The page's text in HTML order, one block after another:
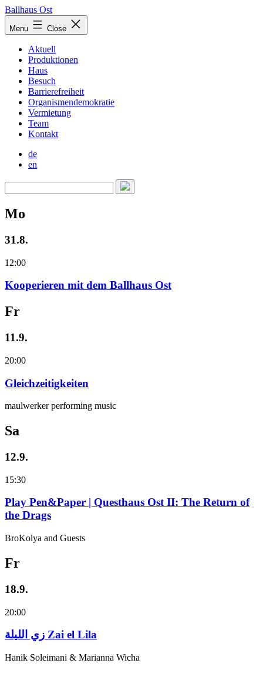
Skip
to
content
Ballhaus Ost
Ballhaus
Ost
Menu Close
Aktuell
Produktionen
Haus
Besuch
Barrierefreiheit
Organismendemokratie
Vermietung
Team
Kontakt
de
en
Mo
31.8.
12:00
Kooperieren mit dem Ballhaus Ost
Fr
11.9.
20:00
Gleichzeitigkeiten
maulwerker performing music
Sa
12.9.
15:30
Play Pen&Paper | Questhaus Ost II: The Return of
the Drags
BroKolya and Guests
Fr
18.9.
20:00
زي‌ اللیلة Zai el Lila
Hanik Soleimani & Marianna Wicha